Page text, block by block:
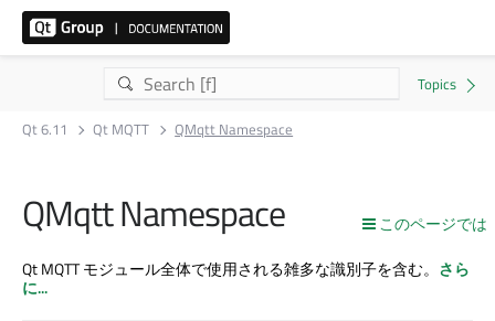
Qt 6.11 Qt MQTT QMqtt Namespace
このページでは
QMqtt Namespace
Qt MQTTモジュール全体で使用される雑多な識別子を含む。 さら
に...